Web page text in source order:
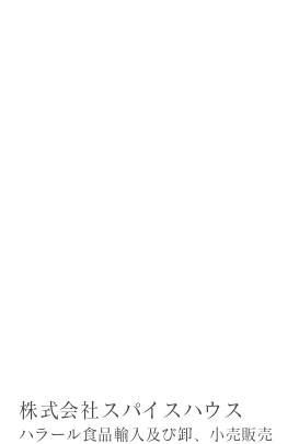
株式会社スパイスハウス
​ハラール食品輸入及び卸、小売販売